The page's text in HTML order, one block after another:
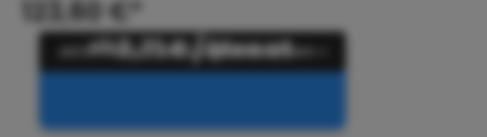
123,60 €*
ab3,71 € / Monat